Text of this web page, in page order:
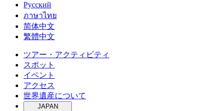
Русский
ภาษาไทย
简体中文
繁體中文
ツアー・アクティビティ
スポット
イベント
アクセス
世界遺産について
JAPAN